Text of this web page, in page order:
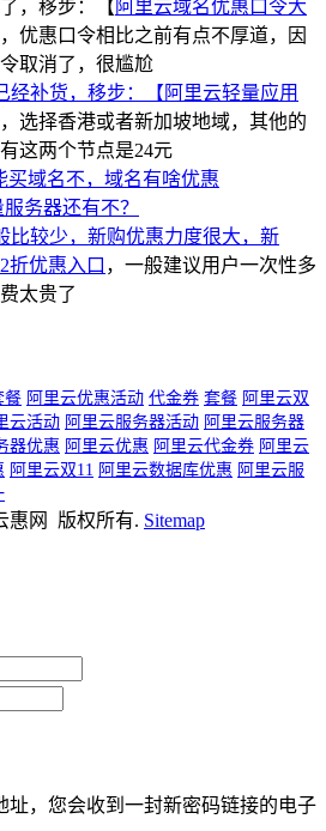
，移步：【 阿里云域名优惠口令大
优惠口令相比之前有点不厚道，因
取消了，很尴尬
经补货，移步：【 阿里云轻量应用
选择香港或者新加坡地域，其他的
这两个节点是24元
买域名不，域名有啥优惠
务器还有不？
比较少，新购优惠力度很大，新
折优惠入口 ，一般建议用户一次性多
太贵了
餐 阿里云优惠活动 代金券 套餐 阿里云双
云活动 阿里云服务器活动 阿里云服务器
器优惠 阿里云优惠 阿里云代金券 阿里云
阿里云双11 阿里云数据库优惠 阿里云服
惠网 版权所有. Sitemap
址，您会收到一封新密码链接的电子